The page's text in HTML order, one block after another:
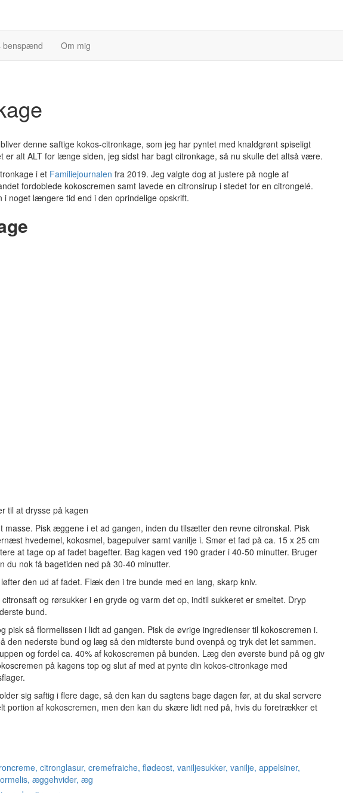
benspænd Om mig
bliver denne saftige kokos-citronkage, som jeg har pyntet med knaldgrønt spiseligt
er alt ALT for længe siden, jeg sidst har bagt citronkage, så nu skulle det altså være.
i et Familiejournalen fra 2019. Jeg valgte dog at justere på nogle af
fordoblede kokoscremen samt lavede en citronsirup i stedet for en citrongelé.
i noget længere tid end i den oprindelige opskrift.
til at drysse på kagen
masse. Pisk æggene i et ad gangen, inden du tilsætter den revne citronskal. Pisk
hvedemel, kokosmel, bagepulver samt vanilje i. Smør et fad på ca. 15 x 25 cm
at tage op af fadet bagefter. Bag kagen ved 190 grader i 40-50 minutter. Bruger
du nok få bagetiden ned på 30-40 minutter.
den ud af fadet. Flæk den i tre bunde med en lang, skarp kniv.
og rørsukker i en gryde og varm det op, indtil sukkeret er smeltet. Dryp
bund.
pisk så flormelissen i lidt ad gangen. Pisk de øvrige ingredienser til kokoscremen i.
den nederste bund og læg så den midterste bund ovenpå og tryk det let sammen.
og fordel ca. 40% af kokoscremen på bunden. Læg den øverste bund på og giv
på kagens top og slut af med at pynte din kokos-citronkage med
sig saftig i flere dage, så den kan du sagtens bage dagen før, at du skal servere
portion af kokoscremen, men den kan du skære lidt ned på, hvis du foretrækker et